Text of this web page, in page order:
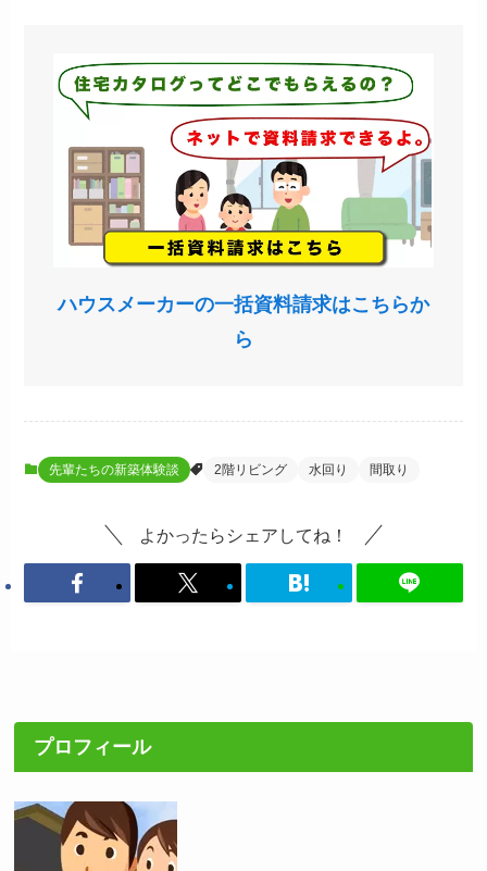
ハウスメーカーの一括資料請求はこちらか
ら
先輩たちの新築体験談 2階リビング 水回り 間取り
よかったらシェアしてね！
プロフィール